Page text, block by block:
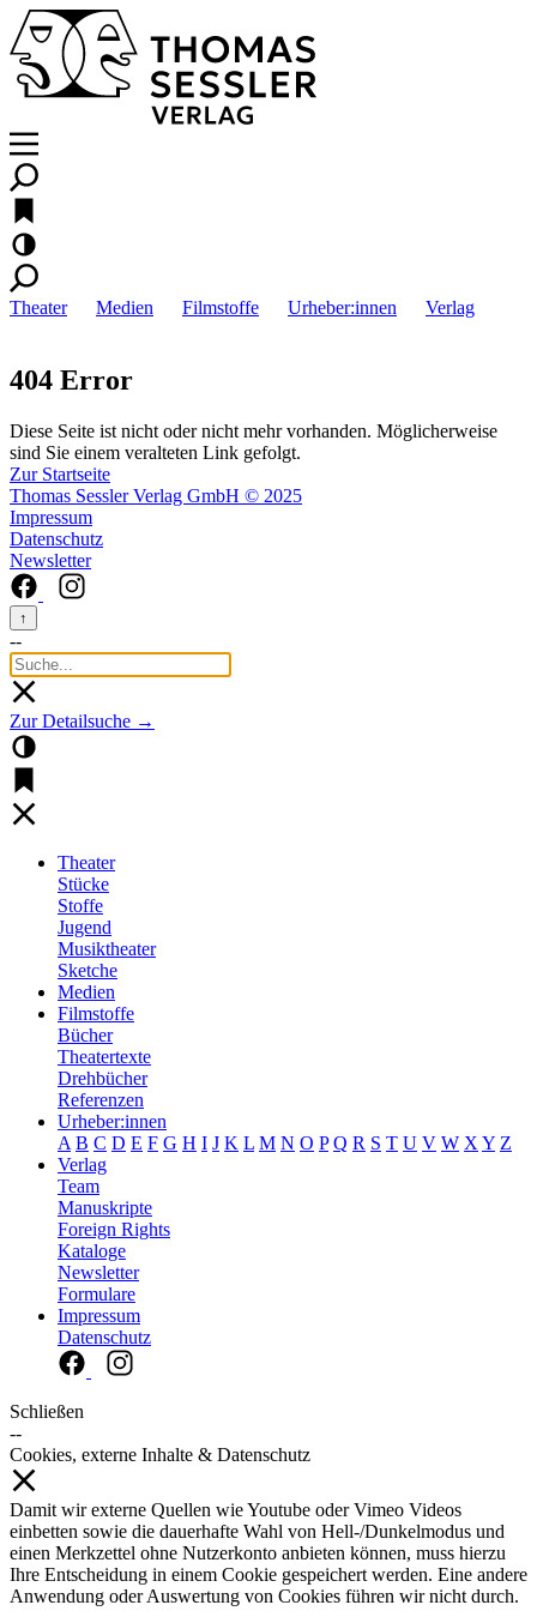
Theater Medien Filmstoffe Urheber:innen Verlag
404 Error
Diese Seite ist nicht oder nicht mehr vorhanden. Möglicherweise
sind Sie einem veralteten Link gefolgt.
Zur Startseite
Thomas Sessler Verlag GmbH © 2025
Impressum
Datenschutz
Newsletter
↑
--
Zur Detailsuche →
Theater
Stücke
Stoffe
Jugend
Musiktheater
Sketche
Medien
Filmstoffe
Bücher
Theatertexte
Drehbücher
Referenzen
Urheber:innen
A B C D E F G H I J K L M N O P Q R S T U V W X Y Z
Verlag
Team
Manuskripte
Foreign Rights
Kataloge
Newsletter
Formulare
Impressum
Datenschutz
Schließen
--
Cookies, externe Inhalte & Datenschutz
Damit wir externe Quellen wie Youtube oder Vimeo Videos
einbetten sowie die dauerhafte Wahl von Hell-/Dunkelmodus und
einen Merkzettel ohne Nutzerkonto anbieten können, muss hierzu
Ihre Entscheidung in einem Cookie gespeichert werden. Eine andere
Anwendung oder Auswertung von Cookies führen wir nicht durch.